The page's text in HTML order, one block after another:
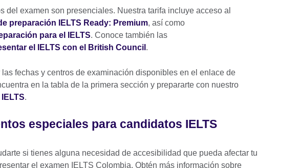
del examen son presenciales. Nuestra tarifa incluye acceso al
preparación IELTS Ready: Premium, así como
para el IELTS. Conoce también las
el IELTS con el British Council .
las fechas y centros de examinación disponibles en el enlace de
en la tabla de la primera sección y prepararte con nuestro
.
especiales para candidatos IELTS
si tienes alguna necesidad de accesibilidad que pueda afectar tu
el examen IELTS Colombia. Obtén más información sobre